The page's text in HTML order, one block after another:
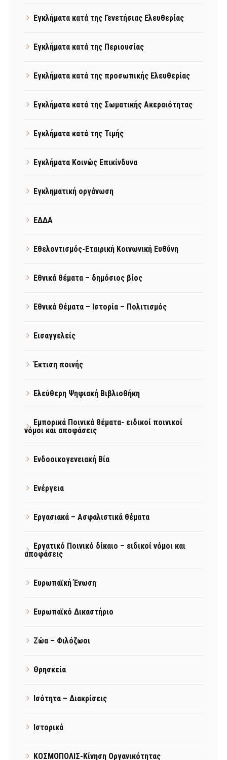
Εγκλήματα κατά της Γενετήσιας Ελευθερίας
Εγκλήματα κατά της Περιουσίας
Εγκλήματα κατά της προσωπικής Ελευθερίας
Εγκλήματα κατά της Σωματικής Ακεραιότητας
Εγκλήματα κατά της Τιμής
Εγκλήματα Κοινώς Επικίνδυνα
Εγκληματική οργάνωση
ΕΔΔΑ
Εθελοντισμός-Εταιρική Κοινωνική Ευθύνη
Εθνικά θέματα – δημόσιος βίος
Εθνικά Θέματα – Ιστορία – Πολιτισμός
Εισαγγελείς
Έκτιση ποινής
Ελεύθερη Ψηφιακή Βιβλιοθήκη
Εμπορικά Ποινικά θέματα- ειδικοί ποινικοί
νόμοι και αποφάσεις
Ενδοοικογενειακή Βία
Ενέργεια
Εργασιακά – Ασφαλιστικά θέματα
Εργατικό Ποινικό δίκαιο – ειδικοί νόμοι και
αποφάσεις
Ευρωπαϊκή Ένωση
Ευρωπαϊκό Δικαστήριο
Ζώα – Φιλόζωοι
Θρησκεία
Ισότητα – Διακρίσεις
Ιστορικά
ΚΟΣΜΟΠΟΛΙΣ-Κίνηση Οργανικότητας